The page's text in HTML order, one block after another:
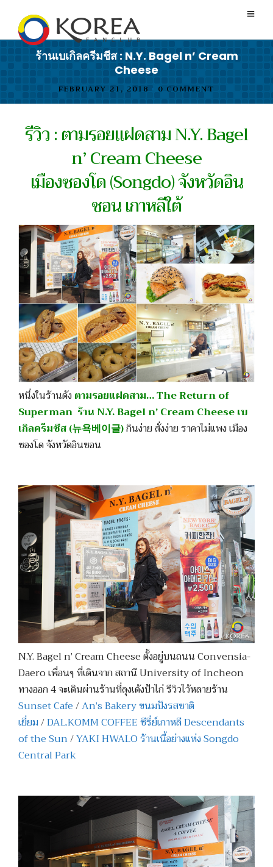
ร้านเบเกิลครีมชีส : N.Y. Bagel n’ Cream
Cheese
FEBRUARY 21, 2018 • 0 COMMENT
รีวิว : ตามรอยแฝดสาม N.Y. Bagel
n’ Cream Cheese
เมืองซองโด (Songdo) จังหวัดอิน
ชอน เกาหลีใต้
หนึ่งในร้านดังตามรอยแฝดสาม… The Return of
Superman ร้าน N.Y. Bagel n’ Cream Cheese เบ
เกิลครีมชีส (뉴욕베이글)กินง่าย สั่งง่าย ราคาไม่แพง เมือง
ซองโด จังหวัดอินชอน
N.Y. Bagel n’ Cream Cheese ตั้งอยู่บนถนน Convensia-
Daero เพื่อนๆ ที่เดินจาก สถานี University of Incheon
ทางออก 4 จะเดินผ่านร้านที่ลุงเด้งป้าไก่ รีวิวไว้หลายร้าน
Sunset Cafe/An’s Bakery ขนมปังรสชาติ
เยี่ยม/DAL.KOMM COFFEE ซีรี่ย์เกาหลี Descendants
of the Sun/YAKI HWALO ร้านเนื้อย่างแห่ง Songdo
Central Park